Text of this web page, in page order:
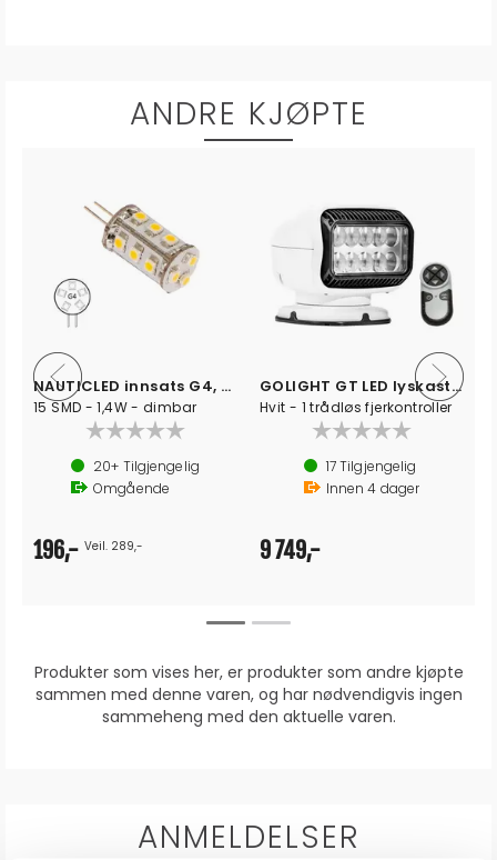
ANDRE KJØPTE
NAUTICLED innsats G4, 2700/varmhvit
15 SMD - 1,4W - dimbar
20+ Tilgjengelig
Omgående
196,- Veil. 289,-
GOLIGHT GT LED lyskaster 12V
Hvit - 1 trådløs fjerkontroller
17Tilgjengelig
Innen4 dager
9 749,-
Produkter som vises her, er produkter som andre kjøpte
sammen med denne varen, og har nødvendigvis ingen
sammeheng med den aktuelle varen.
ANMELDELSER